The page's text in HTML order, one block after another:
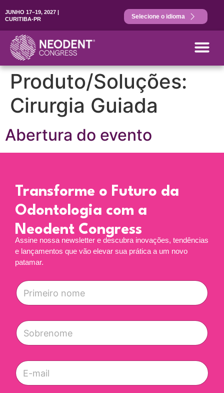
JUNHO 17–19, 2027 |
CURITIBA-PR
Selecione o idioma
Produto/Soluções:
Cirurgia Guiada
Abertura do evento
Transforme o Futuro da
Odontologia com a
Neodent Congress
Assine nossa newsletter e descubra inovações, tendências
e lançamentos que vão elevar sua prática a um novo
patamar.
P
r
e
i
r
o
m
S
o
b
e
n
o
E
-
m